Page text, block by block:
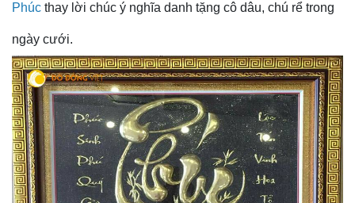
Phúc thay lời chúc ý nghĩa danh tặng cô dâu, chú rể trong
ngày cưới.